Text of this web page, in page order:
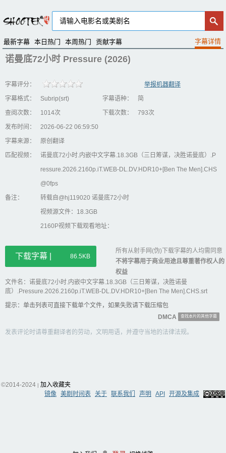
最新字幕 本日热门 本周热门 贡献字幕
诺曼底72小时 Pressure (2026)
字幕评分：
举报机器翻译
字幕格式：
Subrip(srt) 字幕语种：
简
查阅次数：
1014次 下载次数：
793次
发布时间：
2026-06-22 06:59:50
字幕来源：
原创翻译
匹配视频：
诺曼底72小时.内嵌中文字幕.18.3GB（三日筹谋，决胜诺曼底）.P
ressure.2026.2160p.iT.WEB-DL.DV.HDR10+[Ben The Men].CHS
@0fps
备注：
转载自@hj119020 诺曼底72小时
视频源文件：18.3GB
2160P视频下载观看地址：
下载字幕 | 86.5KB
所有从射手网(伪)下载字幕的人均需同意
不将字幕用于商业用途且尊重著作权人的
权益
文件名：诺曼底72小时.内嵌中文字幕.18.3GB（三日筹谋，决胜诺曼
底）.Pressure.2026.2160p.iT.WEB-DL.DV.HDR10+[Ben The Men].CHS.srt
提示：单击列表可直接下载单个文件，如果失败请下载压缩包
DMCA
查找本片的其他字幕
发表评论时请尊重翻译者的劳动，文明用语，并遵守当地的法律法规。
©2014-2024 | 加入收藏夹
镜像 美剧时间表 关于 联系我们 声明 API 开源及集成